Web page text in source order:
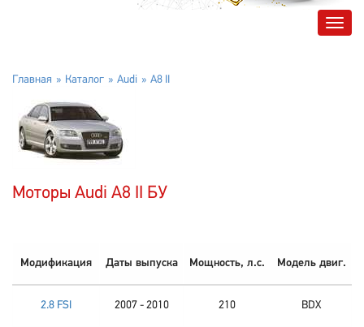
Главная Каталог Audi A8 II
Моторы Audi A8 II БУ
Модификация Даты выпуска Мощность, л.с. Модель двиг.
2.8 FSI 2007 - 2010 210 BDX